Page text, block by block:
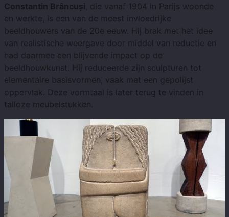
Constantin Brâncuși, die vanaf 1904 in Parijs woonde
en werkte, is een van de meest invloedrijke
beeldhouwers van de 20e eeuw. Hij brak met het idee
van realistische weergave door middel van reductie en
had daarmee een blijvende impact op de
beeldhouwkunst. Hij reduceerde zijn sculpturen tot
elementaire basisvormen, vaak met een gepolijst
oppervlak. Deze vormtaal is later terug te vinden in
talloze meubelstukken.